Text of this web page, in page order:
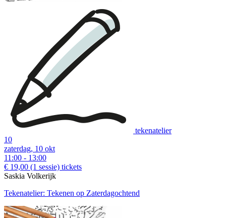
tekenatelier
10
zaterdag, 10 okt
11:00 - 13:00
€ 19,00 (1 sessie) tickets
Saskia Volkerijk
Tekenatelier: Tekenen op Zaterdagochtend